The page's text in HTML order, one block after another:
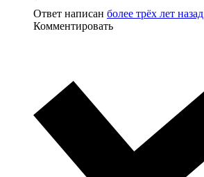
Ответ написан более трёх лет назад
Комментировать